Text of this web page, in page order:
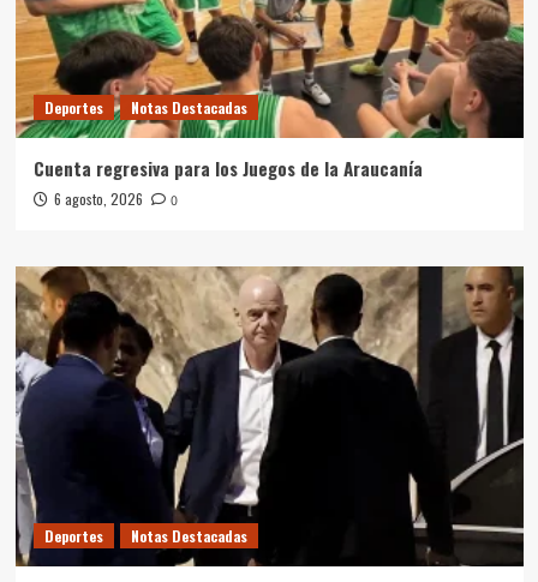
Deportes Notas Destacadas
Cuenta regresiva para los Juegos de la Araucanía
6 agosto, 2026 0
Deportes Notas Destacadas